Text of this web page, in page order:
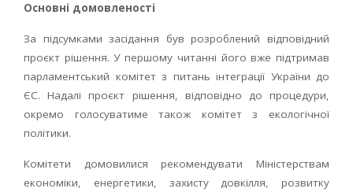
Основні домовленості
За підсумками засідання був розроблений відповідний
проєкт рішення. У першому читанні його вже підтримав
парламентський комітет з питань інтеграції України до
ЄС. Надалі проєкт рішення, відповідно до процедури,
окремо голосуватиме також комітет з екологічної
політики.
Комітети домовилися рекомендувати Міністерствам
економіки, енергетики, захисту довкілля, розвитку